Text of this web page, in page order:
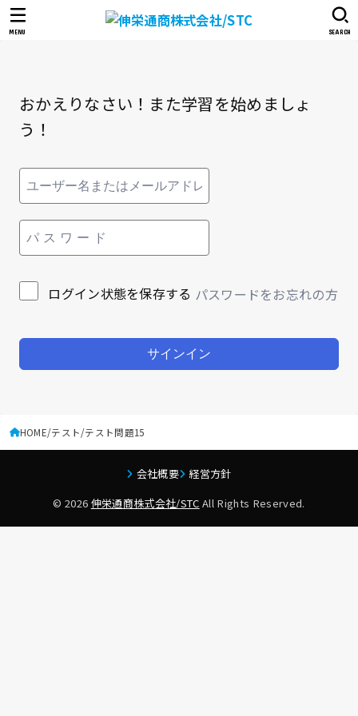
SEARCH
MENU
おかえりなさい！また学習を始めましょ
う！
ログイン状態を保存する パスワードをお忘れの方
サインイン
HOME テスト テスト問題15
会社概要
経営方針
© 2026 伸栄通商株式会社/STC All Rights Reserved.